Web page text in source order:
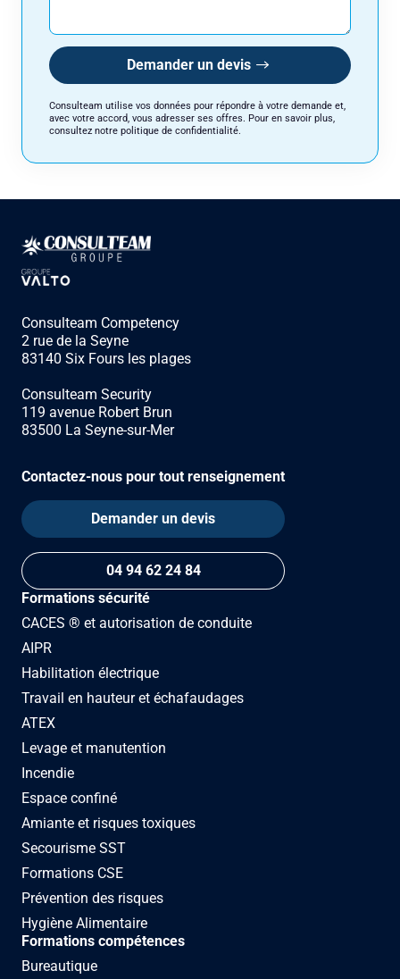
Demander un devis
Consulteam utilise vos données pour répondre à votre demande et,
avec votre accord, vous adresser ses offres. Pour en savoir plus,
consultez notre politique de confidentialité.
Consulteam Competency
2 rue de la Seyne
83140 Six Fours les plages
Consulteam Security
119 avenue Robert Brun
83500 La Seyne-sur-Mer
Contactez-nous pour tout renseignement
Demander un devis
04 94 62 24 84
Formations sécurité
CACES ® et autorisation de conduite
AIPR
Habilitation électrique
Travail en hauteur et échafaudages
ATEX
Levage et manutention
Incendie
Espace confiné
Amiante et risques toxiques
Secourisme SST
Formations CSE
Prévention des risques
Hygiène Alimentaire
Formations compétences
Bureautique